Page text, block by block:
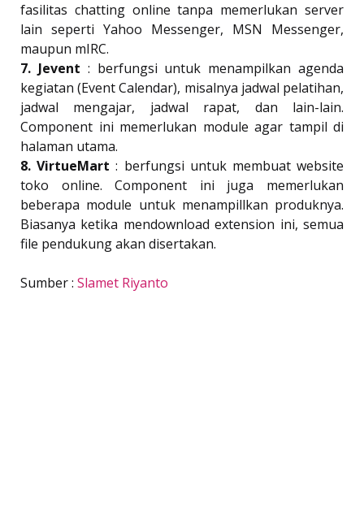
fasilitas chatting online tanpa memerlukan server
lain seperti Yahoo Messenger, MSN Messenger,
maupun mIRC.
7. Jevent : berfungsi untuk menampilkan agenda
kegiatan (Event Calendar), misalnya jadwal pelatihan,
jadwal mengajar, jadwal rapat, dan lain-lain.
Component ini memerlukan module agar tampil di
halaman utama.
8. VirtueMart : berfungsi untuk membuat website
toko online. Component ini juga memerlukan
beberapa module untuk menampillkan produknya.
Biasanya ketika mendownload extension ini, semua
file pendukung akan disertakan.
Sumber : Slamet Riyanto